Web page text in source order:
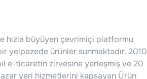
hızla büyüyen çevrimiçi platformu
yelpazede ürünler sunmaktadır. 2010
e-ticaretin zirvesine yerleşmiş ve 20
yeri hizmetlerini kapsayan Ürün